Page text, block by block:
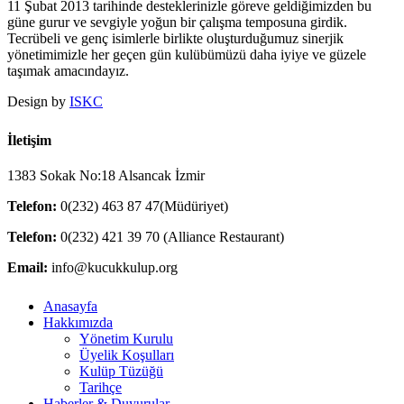
11 Şubat 2013 tarihinde desteklerinizle göreve geldiğimizden bu
güne gurur ve sevgiyle yoğun bir çalışma temposuna girdik.
Tecrübeli ve genç isimlerle birlikte oluşturduğumuz sinerjik
yönetimimizle her geçen gün kulübümüzü daha iyiye ve güzele
taşımak amacındayız.
Design by ISKC
İletişim
1383 Sokak No:18 Alsancak İzmir
Telefon: 0(232) 463 87 47(Müdüriyet)
Telefon: 0(232) 421 39 70 (Alliance Restaurant)
Email: info@kucukkulup.org
Close
Menu
Anasayfa
Hakkımızda
Yönetim Kurulu
Üyelik Koşulları
Kulüp Tüzüğü
Tarihçe